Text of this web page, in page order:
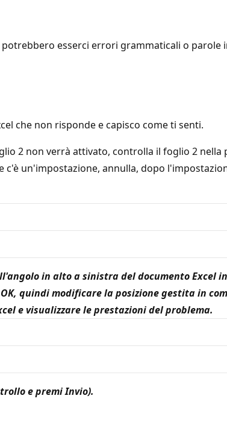
esserci errori grammaticali o parole
che non risponde e capisco come ti senti.
2 non verrà attivato, controlla il foglio 2
un'impostazione, annulla, dopo
in alto a sinistra del documento Excel
quindi modificare la posizione gestita in
e visualizzare le prestazioni del problema.
e premi Invio).